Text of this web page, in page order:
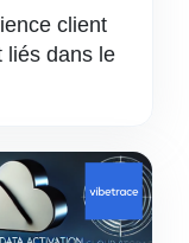
client
liés dans le